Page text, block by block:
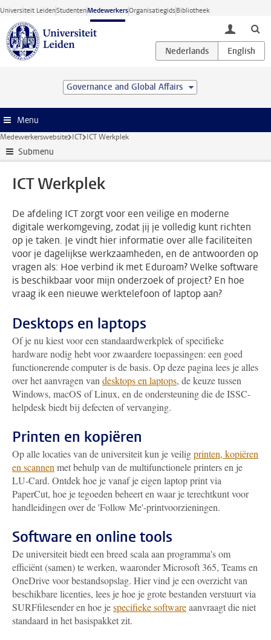
Ga direct naar de inhoud
Universiteit LeidenStudentenMedewerkersOrganisatiegidsBibliotheek
toggle
Governance and Global Affairs
Menu
Medewerkerswebsite ICT ICT Werkplek
Submenu
ICT Werkplek
De afdeling ICT zorgt voor een veilige en moderne
digitale werkomgeving, zodat jij je volledig kunt richten
op je taken. Je vindt hier informatie over alle faciliteiten
voor je dagelijkse werkzaamheden, en de antwoorden op
vragen als: Hoe verbind ik met Eduroam? Welke software
is beschikbaar voor mijn onderzoek of project? En hoe
vraag ik een nieuwe werktelefoon of laptop aan?
Desktops en laptops
Of je nu kiest voor een standaardwerkplek of specifieke
hardware nodig hebt voor zwaardere toepassingen: een goed
functionerende computer is de basis. Op deze pagina lees je alles
over het aanvragen van desktops en laptops, de keuze tussen
Windows, macOS of Linux, en de ondersteuning die de ISSC-
helpdesk biedt bij defecten of vervanging.
Printen en kopiëren
Op alle locaties van de universiteit kun je veiligprinten, kopiëren
en scannen met behulp van de multifunctionele printers en je
LU-Card. Ontdek hoe je vanaf je eigen laptop print via
PaperCut, hoe je tegoeden beheert en waar je terechtkunt voor
handleidingen over de 'Follow Me'-printvoorzieningen.
Software en online tools
De universiteit biedt een breed scala aan programma's om
efficiënt (samen) te werken, waaronder Microsoft 365, Teams en
OneDrive voor bestandsopslag. Hier vind je een overzicht van
beschikbare licenties, lees je hoe je grote bestanden verstuurt via
SURFfilesender en hoe jespecifieke softwareaanvraagt die niet
standaard in het basispakket zit.